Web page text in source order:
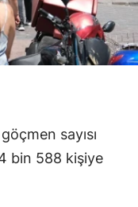
sayısı
bin 588 kişiye